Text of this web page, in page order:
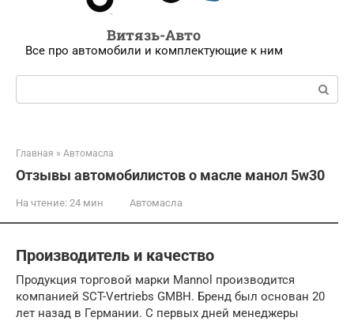
Витязь-Авто
Все про автомобили и комплектующие к ним
Поиск:
Главная » Автомасла
Отзывы автомобилистов о масле манол 5w30
На чтение: 24 мин Автомасла
Производитель и качество
Продукция торговой марки Mannol производится
компанией SCT-Vertriebs GMBH. Бренд был основан 20
лет назад в Германии. С первых дней менеджеры